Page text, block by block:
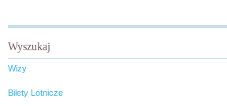
Wyszukaj
Wizy
Bilety Lotnicze